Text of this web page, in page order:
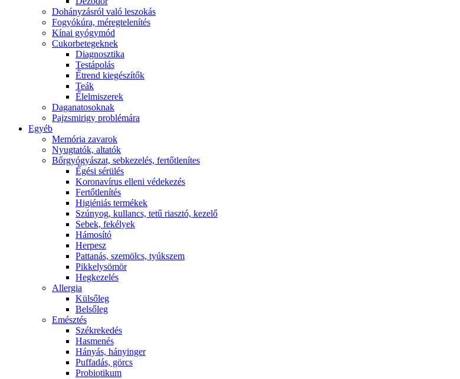
Dohányzásról való leszokás
Fogyókúra, méregtelenítés
Kínai gyógymód
Cukorbetegeknek
Diagnosztika
Testápolás
É́trend kiegészítők
Teák
É́lelmiszerek
Daganatosoknak
Pajzsmirigy problémára
Egyéb
Memória zavarok
Nyugtatók, altatók
Bőrgyógyászat, sebkezelés, fertőtlenítes
É́gési sérülés
Koronavírus elleni védekezés
Fertőtlenítés
Higiéniás termékek
Szúnyog, kullancs, tetű riasztó, kezelő
Sebek, fekélyek
Hámosító
Herpesz
Pattanás, szemölcs, tyúkszem
Pikkelysömör
Hegkezelés
Allergia
Külsőleg
Belsőleg
Emésztés
Székrekedés
Hasmenés
Hányás, hányinger
Puffadás, görcs
Probiotikum